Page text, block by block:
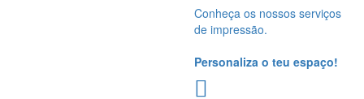
Conheça os nossos serviços
de impressão.
Personaliza o teu espaço!